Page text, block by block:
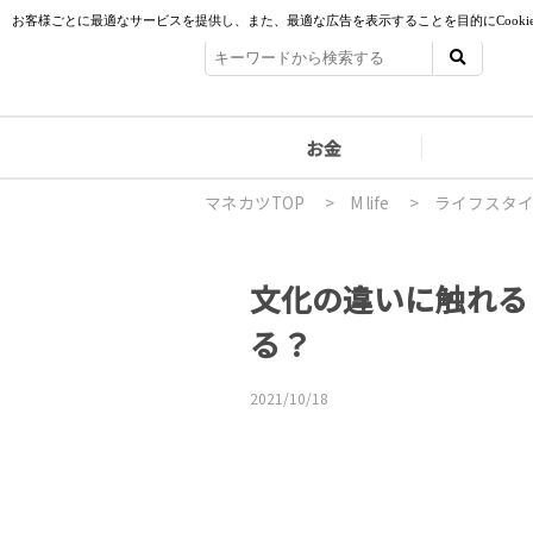
お金
マネカツTOP > M life > ライフスタ
文化の違いに触れ
る？
2021/10/18